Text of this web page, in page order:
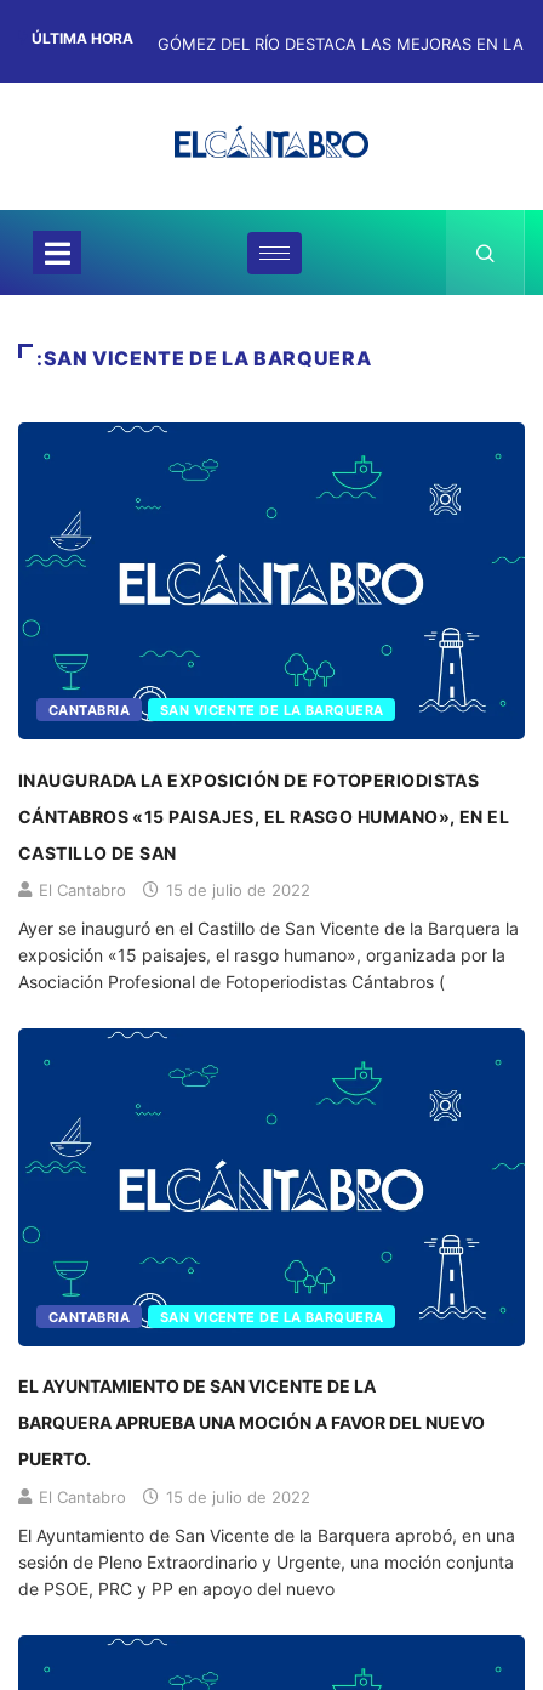
ÚLTIMA HORA
:SAN VICENTE DE LA BARQUERA
CANTABRIA SAN VICENTE DE LA BARQUERA
INAUGURADA LA EXPOSICIÓN DE FOTOPERIODISTAS
CÁNTABROS «15 PAISAJES, EL RASGO HUMANO», EN EL
CASTILLO DE SAN
El Cantabro 15 de julio de 2022
Ayer se inauguró en el Castillo de San Vicente de la Barquera la
exposición «15 paisajes, el rasgo humano», organizada por la
Asociación Profesional de Fotoperiodistas Cántabros (
CANTABRIA SAN VICENTE DE LA BARQUERA
EL AYUNTAMIENTO DE SAN VICENTE DE LA
BARQUERA APRUEBA UNA MOCIÓN A FAVOR DEL NUEVO
PUERTO.
El Cantabro 15 de julio de 2022
El Ayuntamiento de San Vicente de la Barquera aprobó, en una
sesión de Pleno Extraordinario y Urgente, una moción conjunta
de PSOE, PRC y PP en apoyo del nuevo